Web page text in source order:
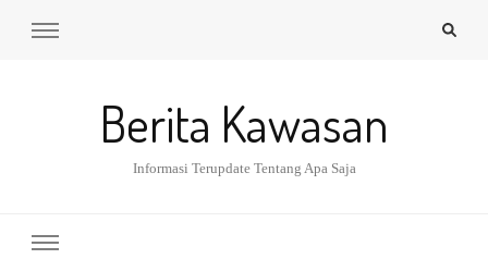
Berita Kawasan
Informasi Terupdate Tentang Apa Saja